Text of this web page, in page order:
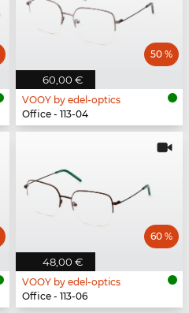
60,00 €
50 %
VOOY by edel-optics
Office - 113-04
48,00 €
60 %
VOOY by edel-optics
Office - 113-06